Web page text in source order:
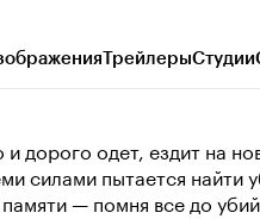
ТрейлерыСтудии
дорого одет, ездит на
силами пытается
— помня все до